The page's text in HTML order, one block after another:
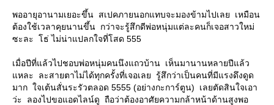
พออายุอานามเยอะขึ้น สเปคภายนอกแทบจะมองข้ามไปเลย เหมือน
ต้องใช้เวลาคุยนานขึ้น กว่าจะรู้สึกดีพ่อหนุ่มแต่ละคนก็เจอสาวใหม่
ซะละ โธ่ ไม่น่าแปลกใจที่โสด 555
เมื่อปีที่แล้วไปชอบพ่อหนุ่มคนนึงแถวบ้าน เห็นมานานหลายปีแล้ว
หละ ละสายตาไม่ได้ทุกครั้งที่เจอเลย รู้สึกว่าเป็นคนที่มีแรงดึงดูด
มาก ใจเต้นสั่นระรัวตลอด 5555 (อย่างกะการ์ตูน) เลยตัดสินใจเอา
ว่ะ ลองไปขอแอดไลน์ดู ถือว่าต้องอาศัยความกล้าหน้าด้านสูงพอ